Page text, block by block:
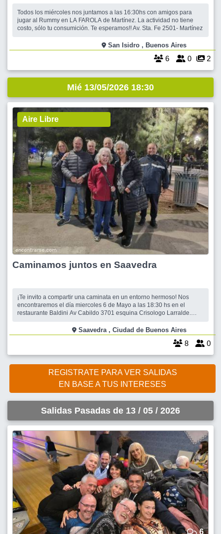
Todos los miércoles nos juntamos a las 16:30hs con amigos para
jugar al Rummy en LA FAROLA de Martínez. La actividad no tiene
costo, sólo tu consumición. Te esperamos!! Av. Sta. Fe 2501- Martínez
San Isidro , Buenos Aires
6 0 2
Mié 13/05/2026 18:30
Aire Libre
Caminamos juntos en Saavedra
¡Te invito a compartir una caminata en un entorno hermoso! Nos
encontraremos el día miercoles 6 de Mayo a las 18:30 hs en el
restaurante Baldini Av Cabildo 3701 esquina Crisologo Larralde.
vez que lleguemos
Saavedra , Ciudad de Buenos Aires
8 0
REGISTRATE PARA VER SALIDAS
EN BASE A TUS INTERESES
Salidas Pasadas de 13 / 05 / 2026
6